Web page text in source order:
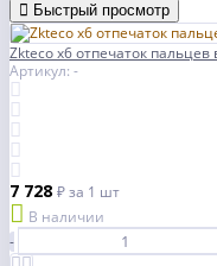
Быстрый просмотр
Zkteco x6 отпечаток
Артикул: -
7 728 ₽за 1 шт
В наличии
-